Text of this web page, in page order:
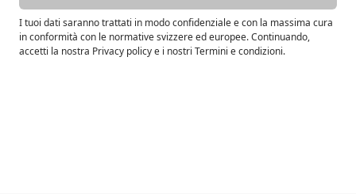
I tuoi dati saranno trattati in modo confidenziale e con la massima cura
in conformità con le normative svizzere ed europee. Continuando,
accetti la nostra Privacy policy e i nostri Termini e condizioni.